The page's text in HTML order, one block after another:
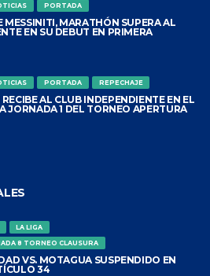
PORTADA
MESSINITI, MARATHÓN SUPERA AL
EN SU DEBUT EN PRIMERA
PORTADA REPECHAJE
AL CLUB INDEPENDIENTE EN EL
JORNADA 1 DEL TORNEO APERTURA
LA LIGA
8 TORNEO CLAUSURA
VS. MOTAGUA SUSPENDIDO EN
34